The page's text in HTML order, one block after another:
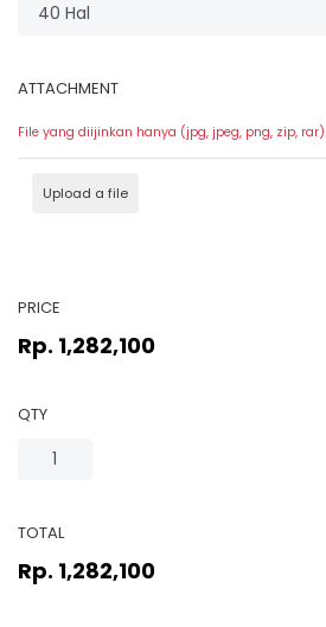
ATTACHMENT
File yang diijinkan hanya (jpg, jpeg, png, zip, rar)
Upload a file
PRICE
Rp. 1,282,100
QTY
TOTAL
Rp. 1,282,100